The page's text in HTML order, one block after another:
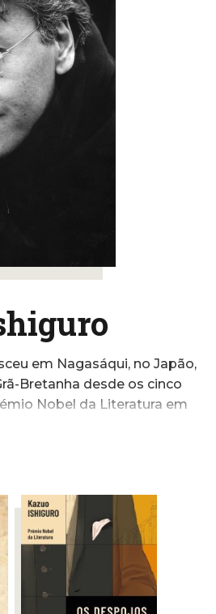
em Nagasáqui, no Japão,
Bretanha desde os cinco
Nobel da Literatura em
as outras distinções que
do Império Britânico e
como Cavaleiro da
se ainda
de argumentos para
que escreveu para o filme
nomeações para os